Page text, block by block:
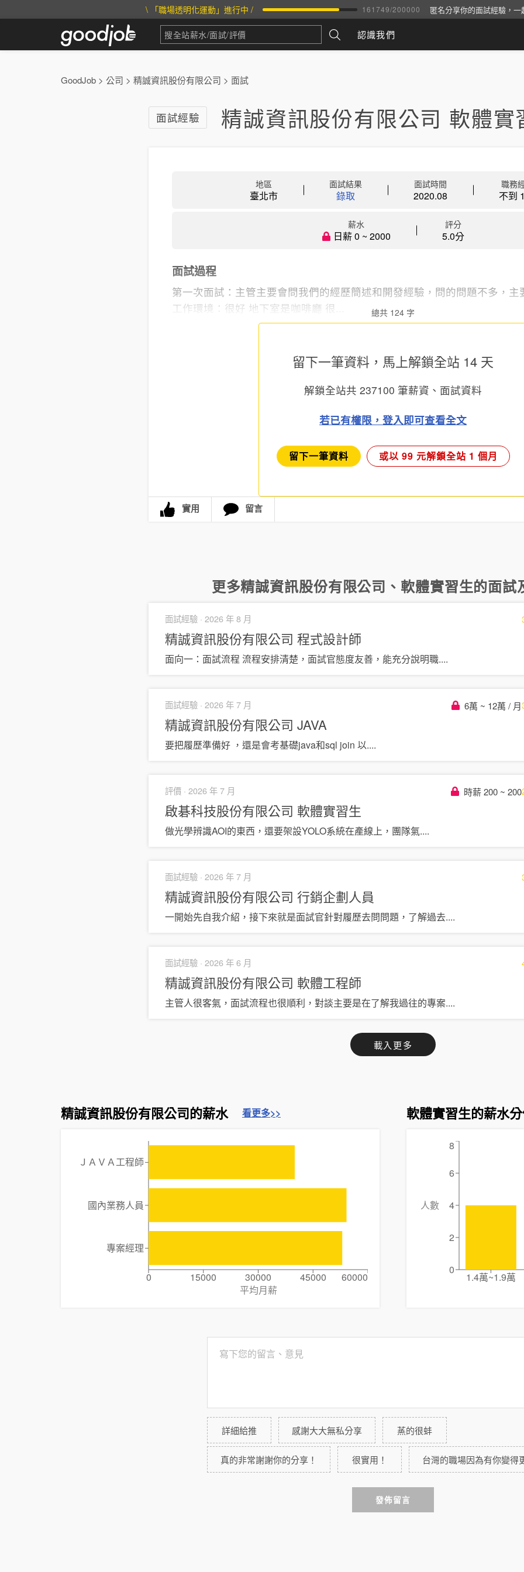
\ 「職場透明化運動」進行中 / 161749/200000 匿名分享你的面試經驗，
認識我們
GoodJob > 公司 > 精誠資訊股份有限公司 > 面試
面試經驗 精誠資訊股份有限公司 軟體實
地區
臺北市
面試結果
錄取
面試時間
2020.08
職務
不到
薪水
日薪 0 ~ 2000
評分
5.0分
面試過程
第一次面試：主管主要會問我們的經歷簡述和開發經驗，問的問題不多，主
工作環境：很好 地下室是咖啡廳 很...
總共 124 字
留下一筆資料，馬上解鎖全站 14 天
解鎖全站共 237100 筆薪資、面試資料
若已有權限，登入即可查看全文
留下一筆資料 或以 99 元解鎖全站 1 個月
實用 留言
更多精誠資訊股份有限公司 、 軟體實習生的面試
面試經驗 · 2026 年 8 月
精誠資訊股份有限公司 程式設計師
面向一：面試流程 流程安排清楚，面試官態度友善，能充分說明職....
面試經驗 · 2026 年 7 月 6萬 ~ 12萬 / 月
精誠資訊股份有限公司 JAVA
要把履歷準備好 ，還是會考基礎java和sql join 以....
評價 · 2026 年 7 月 時薪 200 ~ 200
啟碁科技股份有限公司 軟體實習生
做光學辨識AOI的東西，還要架設YOLO系統在產線上，團隊氣....
面試經驗 · 2026 年 7 月
精誠資訊股份有限公司 行銷企劃人員
一開始先自我介紹，接下來就是面試官針對履歷去問問題，了解過去....
面試經驗 · 2026 年 6 月
精誠資訊股份有限公司 軟體工程師
主管人很客氣，面試流程也很順利，對談主要是在了解我過往的專案....
載入更多
精誠資訊股份有限公司的薪水 看更多>>
0 15000 30000 45000
60000
平均月薪
ＪＡＶＡ工程師
國內業務人員
專案經理
軟體實習生的薪水
1.4萬~1.9萬
0
2
4
6
8
人數
詳細給推 感謝大大無私分享 蒸的很蚌
真的非常謝謝你的分享！ 很實用！ 台灣的職場因為有你變得
發佈留言